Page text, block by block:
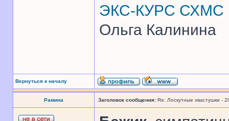
ЭКС-КУРС СХМС
Ольга Калинина
Вернуться к началу
Рамина Заголовок сообщения: Re: Лоскутные хвастушки -